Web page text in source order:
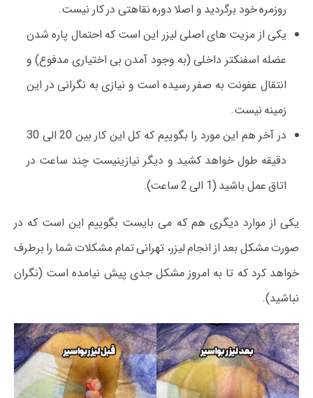
روزمره خود برگردید و اصلا دوره نقاهتی در کار نیست.
یکی از مزیت های اصلی لیزر این است که احتمال پاره شدن
عضله اسفنکتر داخلی (به وجود آمدن بی اختیاری مدفوع) و
انتقال عفونت به صفر رسیده است و نیازی به نگرانی در این
زمینه نیست.
در آخر هم این مورد را بگوییم که کل این کار بین 20 الی 30
دقیقه طول خواهد کشید و دیگر نیازینیست چند ساعت در
اتاق عمل باشید (1 الی 2 ساعت).
یکی از موارد دیگری هم که می بایست بگوییم این است که در
صورت مشکل بعد از انجام لیزر، تهرانی تمام مشکلات شما را برطرف
خواهد کرد که تا به امروز مشکل جدی پیش نیامده است (نگران
نباشید).